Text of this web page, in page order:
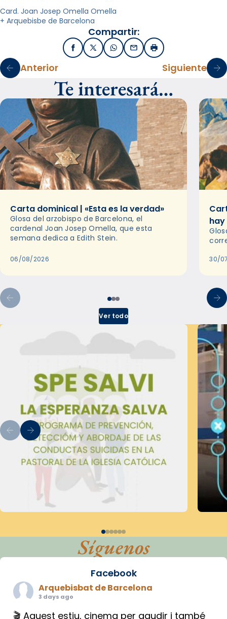
Card. Joan Josep Omella Omella
+ Arquebisbe de Barcelona
Compartir:
FacebookX / TwitterWhatsApp
EmailImprimir
Anterior Siguiente
Te interesará…
Carta dominical | «Esta es la verdad»
Glosa del arzobispo de Barcelona, el
cardenal Joan Josep Omella, que esta
semana dedica a Edith Stein.
06/08/2026 30/
Ver todo
Síguenos
Facebook
Arquebisbat de Barcelona
3 days ago
🎬 Aquest estiu, cinema per gaudir i també